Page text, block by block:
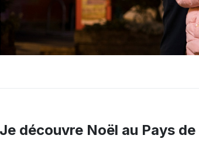
Je découvre Noël au Pays